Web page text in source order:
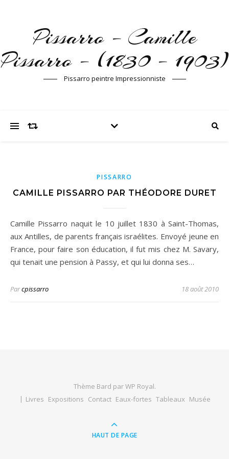
Pissarro – Camille
Pissarro – (1830 – 1903)
Pissarro peintre Impressionniste
PISSARRO
CAMILLE PISSARRO PAR THÉODORE DURET
Camille Pissarro naquit le 10 juillet 1830 à Saint-Thomas,
aux Antilles, de parents français israélites. Envoyé jeune en
France, pour faire son éducation, il fut mis chez M. Savary,
qui tenait une pension à Passy, et qui lui donna ses…
Parcpissarro 18 août 2010
Thème Bard parWP Royal.
Livres Expositions Contact Eaux-fortes Tableaux Musée
HAUT DE PAGE